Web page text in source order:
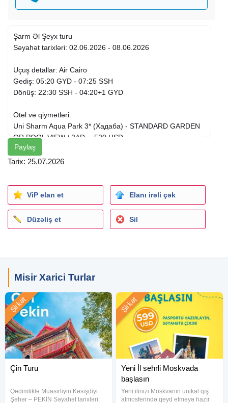
Şarm Əl Şeyx turu
Səyahət tarixləri: 02.06.2026 - 08.06.2026
Uçuş detallar: Air Cairo
Gediş: 05:20 GYD - 07:25 SSH
Dönüş: 22:30 SSH - 04:20+1 GYD
Otel və qiymətləri:
Uni Sharm Aqua Park 3* (Хадаба) - STANDARD GARDEN
OR POOL VIEW / 2AD -- 520 USD
Mazar Resort & Spa 3* (Шарм-эль-Шейх) - Standard
Palma Di Sharm Resort & Aqua Park 3* (Шарм-эль-Шейх)
- Standard Room / 2AD -- 565 USD
Sharm Cliff Resort 3* (Наама Бей) - Standard Garden View
-- 575 USD
Panorama Naama Heights 4* (Наама Бей) - Standard
Room / 2AD -- 595 USD
Swiss Heaven Sharming Inn Hotel 4* (Шарм-эль-Шейх) -
Standard Room / 2AD -- 600 USD
Sharm Bride Aqua Hotel & Spa 4* (Набк) - Standard Room
/ 2AD -- 600 USD
IL Mercato Splash Aqua Park Hotel 5* (Хадаба) - Standard
Paylaş
Tarix: 25.07.2026
ViP elan et Elanı irəli çək
Düzəliş et Sil
Misir Xarici Turlar
Çin Turu
Qədimliklə Müasirliyin Kəsişdiyi
Şəhər – PEKİN Səyahət tarixləri:
Şirkət
Yeni İl sehrli Moskvada
başlasın
Yeni ilinizi Moskvanın unikal qış
atmosferində qeyd etməyə hazır
Şirkət